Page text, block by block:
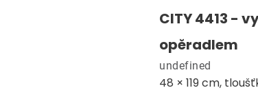
CITY 4413 -
opěradlem
48 × 119 cm,
undefined